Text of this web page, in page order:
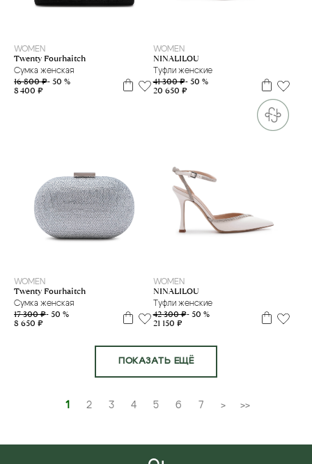
WOMEN
Twenty Fourhaitch
Сумка женская
16 800 ₽- 50 %
8 400 ₽
WOMEN
NINALILOU
Туфли женские
41 300 ₽- 50 %
20 650 ₽
WOMEN
Twenty Fourhaitch
Сумка женская
17 300 ₽- 50 %
8 650 ₽
WOMEN
NINALILOU
Туфли женские
42 300 ₽- 50 %
21 150 ₽
ПОКАЗАТЬ ЕЩЁ
1 2 3 4 5 6 7 > >>